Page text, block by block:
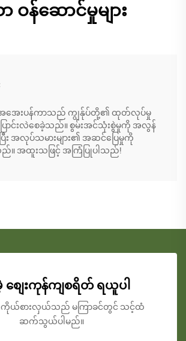
ဝန်ဆောင်မှုများ
မှုအအေးပန်ကာသည် ကျွန်ုပ်တို့၏ ထုတ်လုပ်မှု
ောင်းလဲစေခဲ့သည်။ စွမ်းအင်သုံးစွဲမှုကို အလွန်
ြီး အလုပ်သမားများ၏ အဆင်ပြေမှုကို
အထူးသဖြင့် အကြံပြုပါသည်!
ျေးကုန်ကျစရိတ် ရယူပါ
ယ်စားလှယ်သည် မကြာခင်တွင် သင့်ထံ
ဆက်သွယ်ပါမည်။